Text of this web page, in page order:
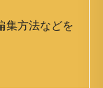
集方法などを